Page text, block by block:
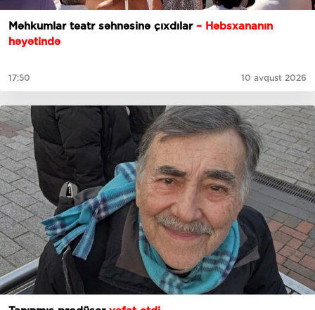
Məhkumlar teatr səhnəsinə çıxdılar– Həbsxananın
həyətində
17:50 10 avqust 2026